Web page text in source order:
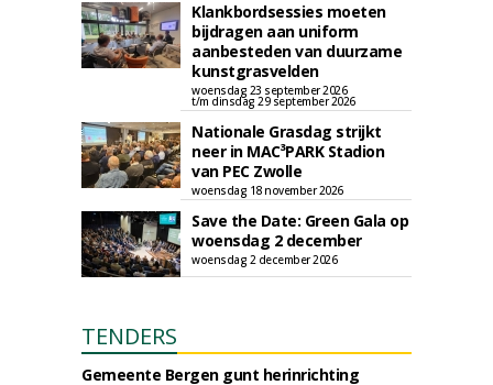
Klankbordsessies moeten
bijdragen aan uniform
aanbesteden van duurzame
kunstgrasvelden
woensdag 23 september 2026
t/m dinsdag 29 september 2026
Nationale Grasdag strijkt
neer in MAC³PARK Stadion
van PEC Zwolle
woensdag 18 november 2026
Save the Date: Green Gala op
woensdag 2 december
woensdag 2 december 2026
TENDERS
Gemeente Bergen gunt herinrichting